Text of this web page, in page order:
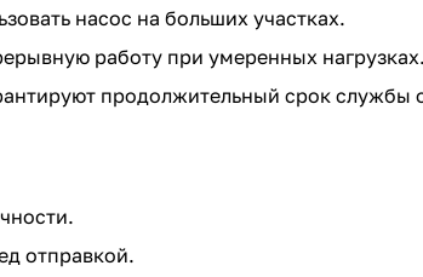
насос на больших участках.
работу при умеренных нагрузках.
продолжительный срок службы
отправкой.